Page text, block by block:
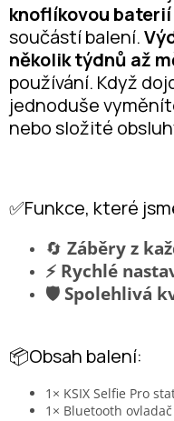
knoflíkovou baterií
součástí balení.
několik týdnů až
používání. Když
jednoduše
nebo složité
✅Funkce, které
🔄 Záběry z
⚡ Rychlé
🛡️ Spolehlivá
📦Obsah balení:
1× KSIX Selfie Pro
1× Bluetooth ovladač